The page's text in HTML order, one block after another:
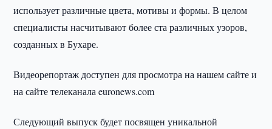
использует различные цвета, мотивы и формы. В целом
специалисты насчитывают более ста различных узоров,
созданных в Бухаре.
Видеорепортаж доступен для просмотра на нашем сайте и
на сайте телеканала euronews.com
Следующий выпуск будет посвящен уникальной